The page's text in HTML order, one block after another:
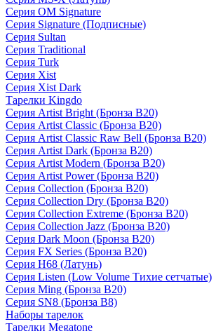
Серия OM Signature
Серия Signature (Подписные)
Серия Sultan
Серия Traditional
Серия Turk
Серия Xist
Серия Xist Dark
Тарелки Kingdo
Серия Artist Bright (Бронза B20)
Серия Artist Classic (Бронза B20)
Серия Artist Classic Raw Bell (Бронза B20)
Серия Artist Dark (Бронза B20)
Серия Artist Modern (Бронза B20)
Серия Artist Power (Бронза B20)
Серия Collection (Бронза B20)
Серия Collection Dry (Бронза B20)
Серия Collection Extreme (Бронза B20)
Серия Collection Jazz (Бронза B20)
Серия Dark Moon (Бронза B20)
Серия FX Series (Бронза B20)
Серия H68 (Латунь)
Серия Listen (Low Volume Тихие сетчатые)
Серия Ming (Бронза B20)
Серия SN8 (Бронза B8)
Наборы тарелок
Тарелки Megatone